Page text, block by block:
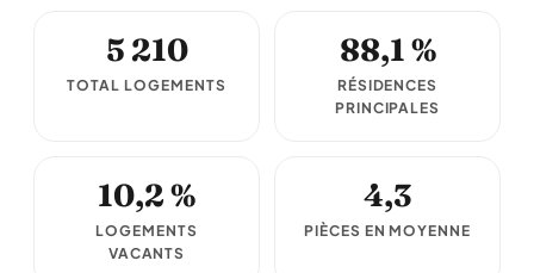
5 210
TOTAL LOGEMENTS
88,1 %
RÉSIDENCES
PRINCIPALES
10,2 %
LOGEMENTS
VACANTS
4,3
PIÈCES EN MOYENNE